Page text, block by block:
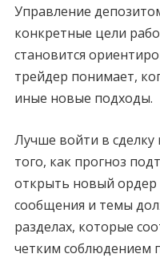
Управление
конкретные цели
становится
трейдер понимает,
иные новые подходы.
Лучше войти в
того, как прогноз
открыть новый ордер
сообщения и темы
разделах, которые
четким соблюдением